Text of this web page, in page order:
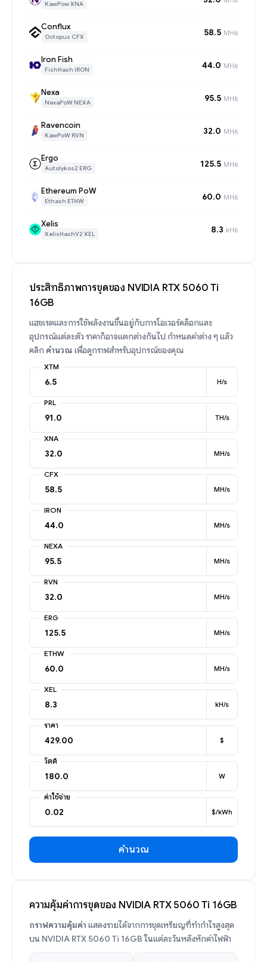
KawPow XNA
Conflux
Octopus CFX 58.5 MH/s
Iron Fish
FishHash IRON 44.0 MH/s
Nexa
NexaPoW NEXA 95.5 MH/s
Ravencoin
KawPoW RVN 32.0 MH/s
Ergo
Autolykos2 ERG 125.5 MH/s
Ethereum PoW
Ethash ETHW 60.0 MH/s
Xelis
XelisHashV2 XEL 8.3 kH/s
ประสิทธิภาพการขุดของ NVIDIA RTX 5060 Ti
16GB
แฮชเรตและการใช้พลังงานขึ้นอยู่กับการโอเวอร์คล็อกและ
อุปกรณ์แต่ละตัว ราคาก็อาจแตกต่างกันไป กำหนดค่าต่าง ๆ แล้ว
คลิก คำนวณ เพื่อดูกราฟสำหรับอุปกรณ์ของคุณ
XTM
H/s
PRL
TH/s
XNA
MH/s
CFX
MH/s
IRON
MH/s
NEXA
MH/s
RVN
MH/s
ERG
MH/s
ETHW
MH/s
XEL
kH/s
ราคา
$
วัตต์
W
ค่าใช้จ่าย
$/kWh
คำนวณ
ความคุ้มค่าการขุดของ NVIDIA RTX 5060 Ti 16GB
กราฟความคุ้มค่า แสดงรายได้จากการขุดเหรียญที่ทำกำไรสูงสุด
บน NVIDIA RTX 5060 Ti 16GB ในแต่ละวันหลังหักค่าไฟฟ้า